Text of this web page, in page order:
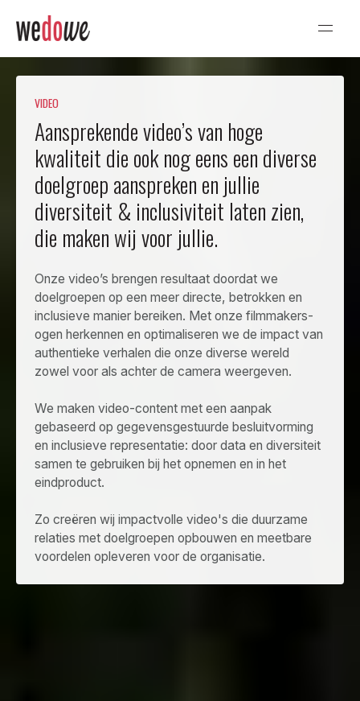
VIDEO
Aansprekende video’s van hoge
kwaliteit die ook nog eens een diverse
doelgroep aanspreken en jullie
diversiteit & inclusiviteit laten zien,
die maken wij voor jullie.
Onze video’s brengen resultaat doordat we
doelgroepen op een meer directe, betrokken en
inclusieve manier bereiken. Met onze filmmakers-
ogen herkennen en optimaliseren we de impact van
authentieke verhalen die onze diverse wereld
zowel voor als achter de camera weergeven.
We maken video-content met een aanpak
gebaseerd op gegevensgestuurde besluitvorming
en inclusieve representatie: door data en diversiteit
samen te gebruiken bij het opnemen en in het
eindproduct.
Zo creëren wij impactvolle video's die duurzame
relaties met doelgroepen opbouwen en meetbare
voordelen opleveren voor de organisatie.